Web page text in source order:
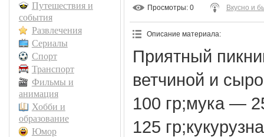
Путешествия и
события
Развлечения
Сериалы
Спорт
Транспорт
Фильмы и
анимация
Хобби и
образование
Юмор
Просмотры: 0 Вкусно и
Описание материала:
Приятный
ветчиной и
100 гр;мука —
125